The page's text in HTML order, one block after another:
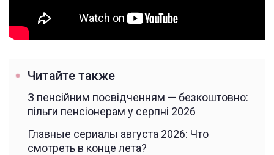
Читайте также
З пенсійним посвідченням — безкоштовно:
пільги пенсіонерам у серпні 2026
Главные сериалы августа 2026: Что
смотреть в конце лета?